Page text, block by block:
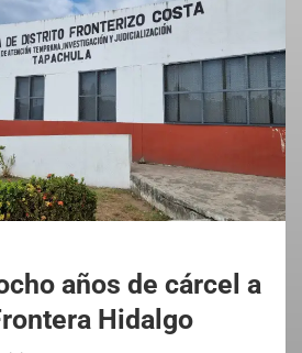
años de cárcel a
Hidalgo